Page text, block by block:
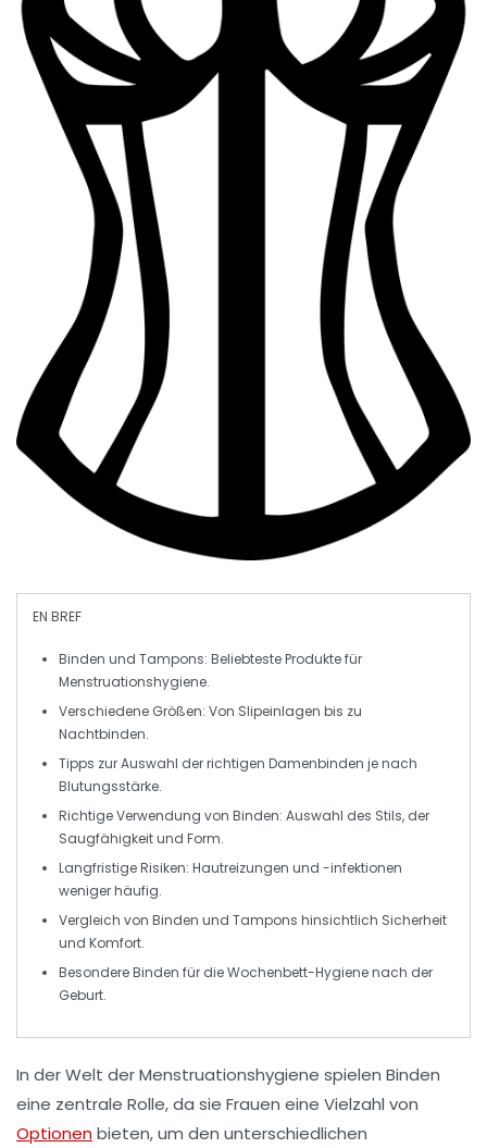
EN BREF
Binden und Tampons: Beliebteste Produkte für
Menstruationshygiene.
Verschiedene Größen: Von Slipeinlagen bis zu
Nachtbinden.
Tipps zur Auswahl der richtigen Damenbinden je nach
Blutungsstärke.
Richtige Verwendung von Binden: Auswahl des Stils, der
Saugfähigkeitund Form.
LangfristigeRisiken: Hautreizungen und -infektionen
weniger häufig.
Vergleich von Binden und Tampons hinsichtlich Sicherheit
und Komfort.
Besondere Binden für dieWochenbett-Hygienenach der
Geburt.
In der Welt derMenstruationshygiene spielen Binden
eine zentrale Rolle, da sie Frauen eine Vielzahl von
Optionenbieten, um den unterschiedlichen